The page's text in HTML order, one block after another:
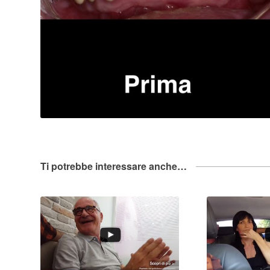
Ti potrebbe interessare anche…